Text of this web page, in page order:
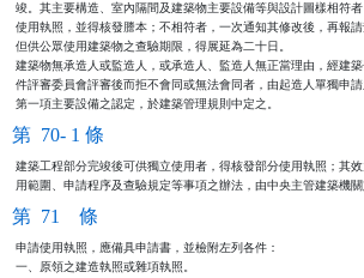
竣。其主要構造、室內隔間及建築物主要設備等與設計圖樣相符
使用執照，並得核發謄本；不相符者，一次通知其修改後，再報請
但供公眾使用建築物之查驗期限，得展延為二十日。
建築物無承造人或監造人，或承造人、監造人無正當理由，經建
件評審委員會評審後而拒不會同或無法會同者，由起造人單獨申請
第一項主要設備之認定，於建築管理規則中定之。
第 70- 1 條
建築工程部分完竣後可供獨立使用者，得核發部分使用執照；其
用範圍、申請程序及查驗規定等事項之辦法，由中央主管建築機關
第 71 條
申請使用執照，應備具申請書，並檢附左列各件：
一、原領之建造執照或雜項執照。